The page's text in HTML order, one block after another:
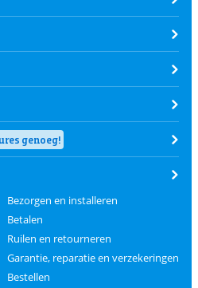
genoeg!
Bezorgen en installeren
Betalen
Ruilen en retourneren
Garantie, reparatie en verzekeringen
Bestellen